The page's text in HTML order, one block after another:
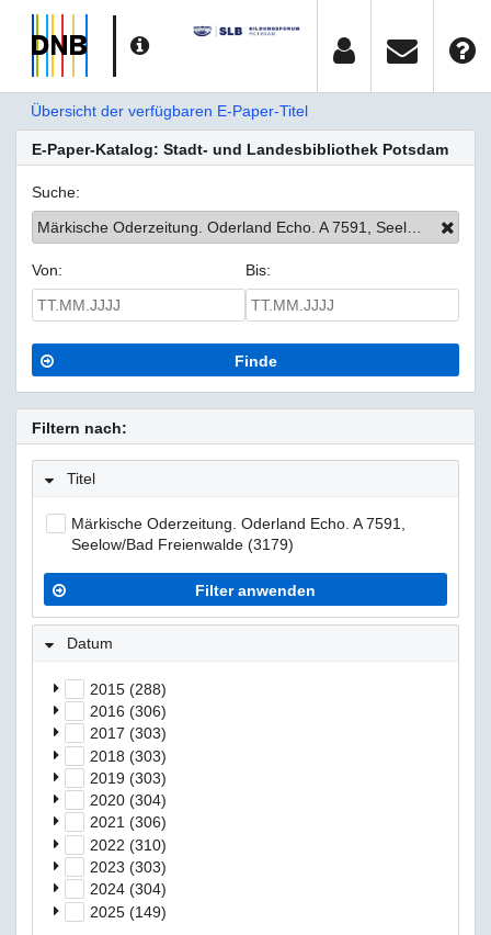
Übersicht der verfügbaren E-Paper-Titel
E-Paper-Katalog: Stadt- und Landesbibliothek Potsdam
Suche:
Von: Bis:
Finde
Filtern nach:
Titel
Märkische Oderzeitung. Oderland Echo. A 7591,
Seelow/Bad Freienwalde (3179)
Filter anwenden
Datum
2015 (288)
2016 (306)
2017 (303)
2018 (303)
2019 (303)
2020 (304)
2021 (306)
2022 (310)
2023 (303)
2024 (304)
2025 (149)